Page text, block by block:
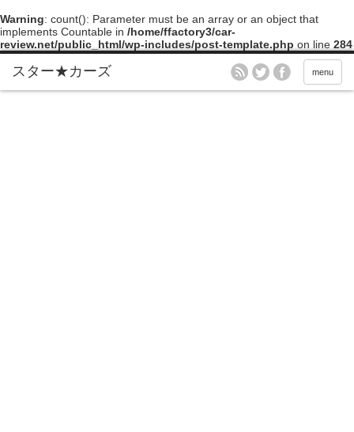
Warning: count(): Parameter must be an array or an object that
implements Countable in /home/ffactory3/car-
review.net/public_html/wp-includes/post-template.php on line 284
menu